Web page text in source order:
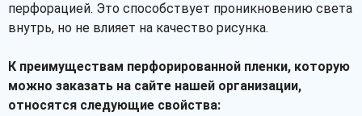
перфорацией. Это способствует проникновению света
внутрь, но не влияет на качество рисунка.
К преимуществам перфорированной пленки, которую
можно заказать на сайте нашей организации,
относятся следующие свойства: